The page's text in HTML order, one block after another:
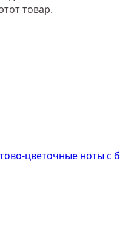
товар.
цветочные ноты